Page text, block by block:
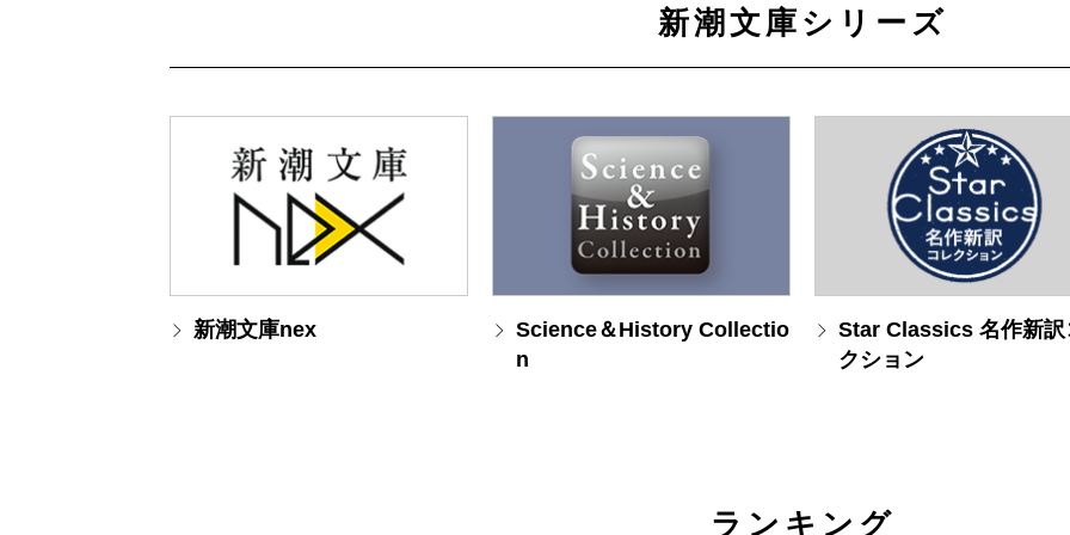
新潮文庫シリーズ
新潮文庫nex
Science＆History Collectio
n
Star Classics 名作新訳
クション
ランキング